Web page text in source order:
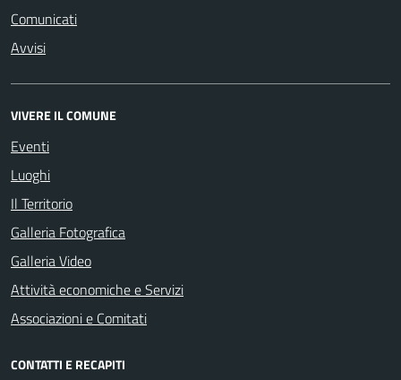
Comunicati
Avvisi
VIVERE IL COMUNE
Eventi
Luoghi
Il Territorio
Galleria Fotografica
Galleria Video
Attività economiche e Servizi
Associazioni e Comitati
CONTATTI E RECAPITI